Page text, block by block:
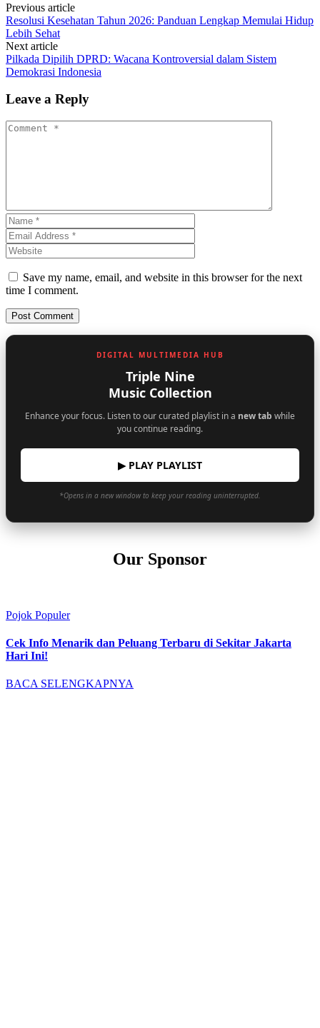
Previous article
Resolusi Kesehatan Tahun 2026: Panduan Lengkap Memulai Hidup
Lebih Sehat
Next article
Pilkada Dipilih DPRD: Wacana Kontroversial dalam Sistem
Demokrasi Indonesia
Leave a Reply
Save my name, email, and website in this browser for the next
time I comment.
DIGITAL MULTIMEDIA HUB
Triple Nine
Music Collection
Enhance your focus. Listen to our curated playlist in a new tab while
you continue reading.
▶ PLAY PLAYLIST
*Opens in a new window to keep your reading uninterrupted.
Our Sponsor
Pojok Populer
Cek Info Menarik dan Peluang Terbaru di Sekitar Jakarta
Hari Ini!
BACA SELENGKAPNYA